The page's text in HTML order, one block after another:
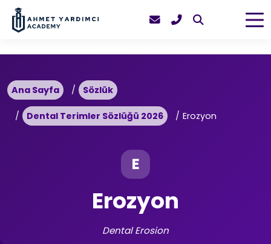
Ana Sayfa Sözlük
Dental Terimler Sözlüğü 2026 Erozyon
E
Erozyon
Dental Erosion